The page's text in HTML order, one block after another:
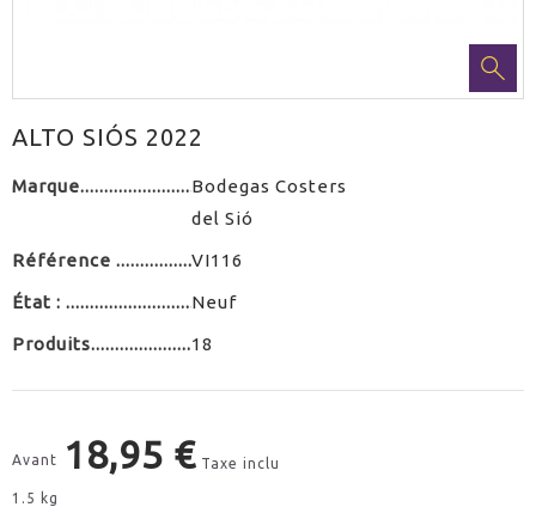
ALTO SIÓS 2022
Marque
Bodegas Costers
del Sió
Référence VI116
État : Neuf
Produits 18
Avant 18,95 € Taxe inclu
1.5 kg